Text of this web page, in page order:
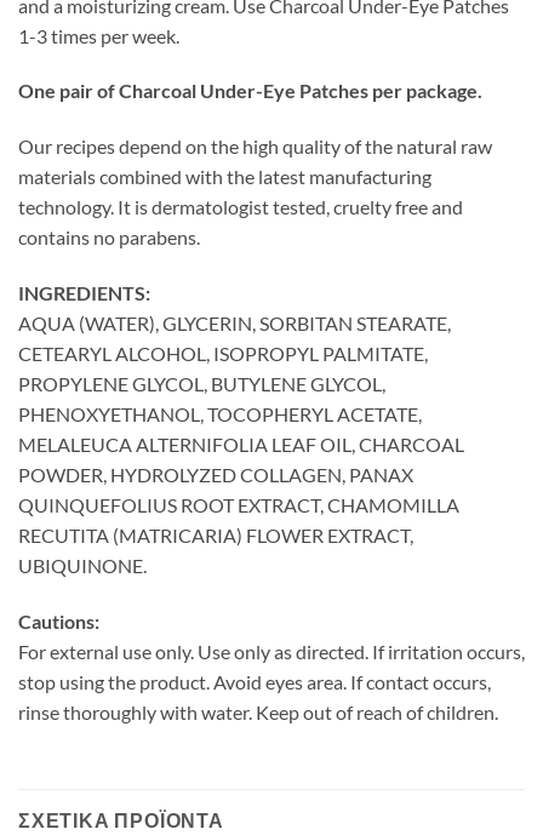
and a moisturizing cream. Use Charcoal Under-Eye Patches
1-3 times per week.
One pair of Charcoal Under-Eye Patches per package.
Our recipes depend on the high quality of the natural raw
materials combined with the latest manufacturing
technology. It is dermatologist tested, cruelty free and
contains no parabens.
INGREDIENTS:
AQUA (WATER), GLYCERIN, SORBITAN STEARATE,
CETEARYL ALCOHOL, ISOPROPYL PALMITATE,
PROPYLENE GLYCOL, BUTYLENE GLYCOL,
PHENOXYETHANOL, TOCOPHERYL ACETATE,
MELALEUCA ALTERNIFOLIA LEAF OIL, CHARCOAL
POWDER, HYDROLYZED COLLAGEN, PANAX
QUINQUEFOLIUS ROOT EXTRACT, CHAMOMILLA
RECUTITA (MATRICARIA) FLOWER EXTRACT,
UBIQUINONE.
Cautions:
For external use only. Use only as directed. If irritation occurs,
stop using the product. Avoid eyes area. If contact occurs,
rinse thoroughly with water. Keep out of reach of children.
ΣΧΕΤΙΚΆ ΠΡΟΪΌΝΤΑ